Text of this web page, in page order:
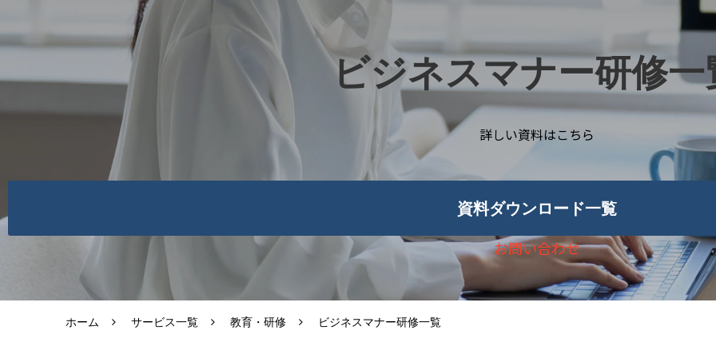
ビジネスマナー研修一
詳しい資料はこちら
資料ダウンロード一覧
お問い合わせ
ホーム サービス一覧 教育・研修 ビジネスマナー研修一覧